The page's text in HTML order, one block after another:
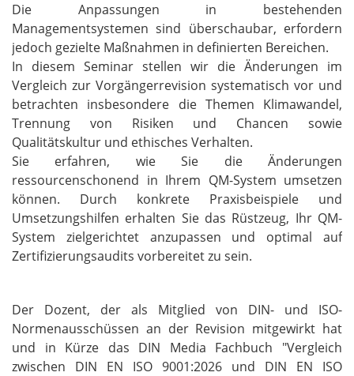
Die Anpassungen in bestehenden
Managementsystemen sind überschaubar, erfordern
jedoch gezielte Maßnahmen in definierten Bereichen.
In diesem Seminar stellen wir die Änderungen im
Vergleich zur Vorgängerrevision systematisch vor und
betrachten insbesondere die Themen Klimawandel,
Trennung von Risiken und Chancen sowie
Qualitätskultur und ethisches Verhalten.
Sie erfahren, wie Sie die Änderungen
ressourcenschonend in Ihrem QM-System umsetzen
können. Durch konkrete Praxisbeispiele und
Umsetzungshilfen erhalten Sie das Rüstzeug, Ihr QM-
System zielgerichtet anzupassen und optimal auf
Zertifizierungsaudits vorbereitet zu sein.
Der Dozent, der als Mitglied von DIN- und ISO-
Normenausschüssen an der Revision mitgewirkt hat
und in Kürze das DIN Media Fachbuch "Vergleich
zwischen DIN EN ISO 9001:2026 und DIN EN ISO